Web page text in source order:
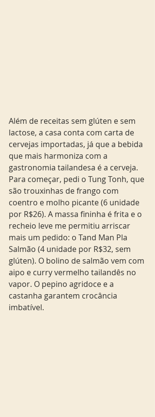
Além de receitas sem glúten e sem
lactose, a casa conta com carta de
cervejas importadas, já que a bebida
que mais harmoniza com a
gastronomia tailandesa é a cerveja.
Para começar, pedi o Tung Tonh, que
são trouxinhas de frango com
coentro e molho picante (6 unidade
por R$26). A massa fininha é frita e o
recheio leve me permitiu arriscar
mais um pedido: o Tand Man Pla
Salmão (4 unidade por R$32, sem
glúten). O bolino de salmão vem com
aipo e curry vermelho tailandês no
vapor. O pepino agridoce e a
castanha garantem crocância
imbatível.